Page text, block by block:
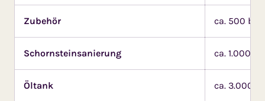
Zubehör ca. 500 bis
Schornsteinsanierung ca. 1.000
Öltank ca. 3.000